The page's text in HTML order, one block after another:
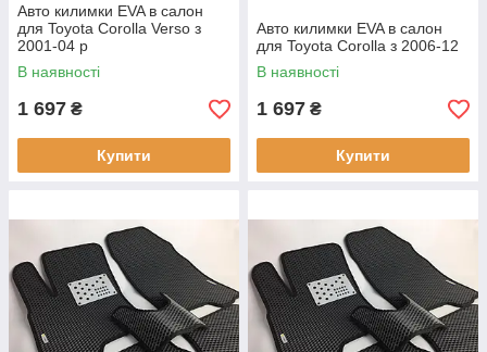
Авто килимки EVA в салон
для Toyota Corolla Verso з
2001-04 р
В наявності
1 697 ₴
Купити
Авто килимки EVA в салон
для Toyota Corolla з 2006-12
В наявності
1 697 ₴
Купити